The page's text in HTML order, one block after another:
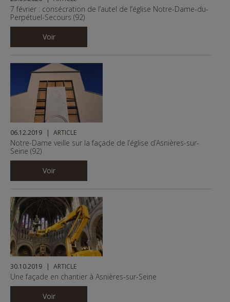
7 février : consécration de l’autel de l’église Notre-Dame-du-
Perpétuel-Secours (92)
Voir
06.12.2019 ARTICLE
Notre-Dame veille sur la façade de l’église d’Asnières-sur-
Seine (92)
Voir
30.10.2019 ARTICLE
Une façade en chantier à Asnières-sur-Seine
Voir